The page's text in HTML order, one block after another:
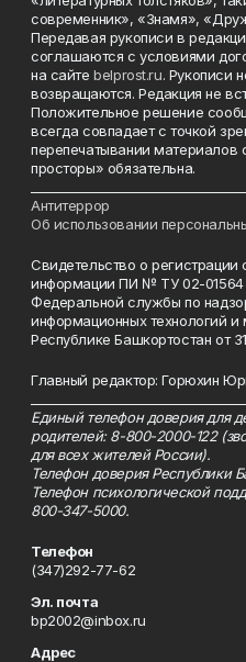
современник», «Знамя»,
Передавая рукописи в
соглашаются с условиями
на сайтеbelprost.ru. Рукописи
возвращаются. Редакция не
Положительное решение
всегда совпадает с точкой
перепечатывании материалов
просторы» обязательна.
Антитеррор
Об использовании
Свидетельство о
информации ПИ № ТУ 02-01564
Федеральной службы по
информационных технологий
Республике Башкортостан от
Главный редактор: Горюхин
Единый телефон доверия для
родителей: 8-800-2000-122
для всех жителей России).
Телефон доверия Республики
Телефон психологической
800-347-5000.
Телефон
(347)292-77-62
Эл. почта
bp2002@inbox.ru
Адрес